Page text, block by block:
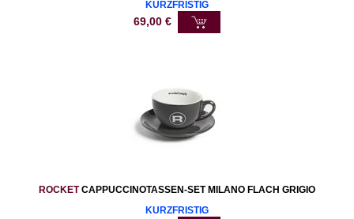
KURZFRISTIG
69,00 €
ROCKETCAPPUCCINOTASSEN-SET MILANO FLACH GRIGIO
KURZFRISTIG